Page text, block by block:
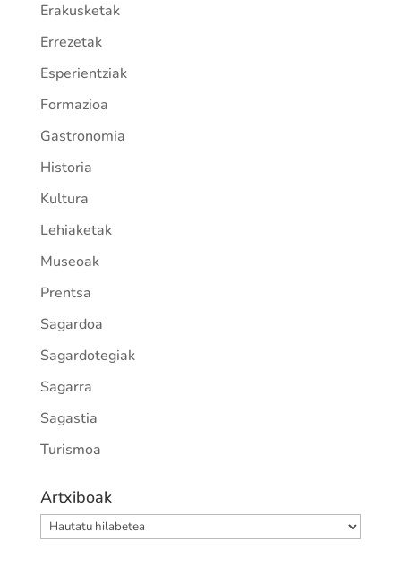
Erakusketak
Errezetak
Esperientziak
Formazioa
Gastronomia
Historia
Kultura
Lehiaketak
Museoak
Prentsa
Sagardoa
Sagardotegiak
Sagarra
Sagastia
Turismoa
Artxiboak
Artxiboak